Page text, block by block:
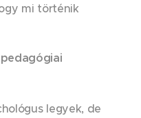
mi történik
legyek, de